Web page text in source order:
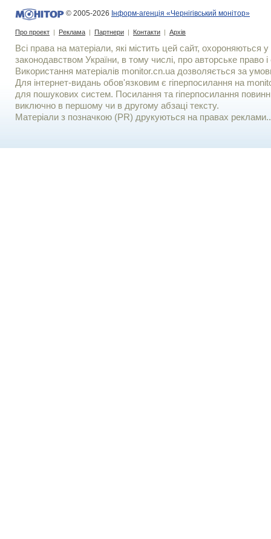
© 2005-2026 Інформ-агенція «Чернігівський монітор»
Про проект | Реклама | Партнери | Контакти | Архів
Всі права на матеріали, які містить цей сайт, охороняються у
законодавством України, в тому числі, про авторське право і
Використання матерiалiв monitor.cn.ua дозволяється за
Для iнтернет-видань обов'язковим є гiперпосилання на
для пошукових систем. Посилання та гіперпосилання
виключно в першому чи в другому абзаці тексту.
Матеріали з позначкою (PR) друкуються на правах реклами..